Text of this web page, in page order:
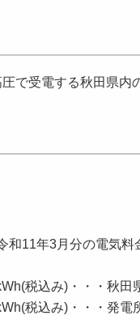
で受電する秋田県内
和11年3月分の電気料
税込み)・・・秋田
・・発電所・エ